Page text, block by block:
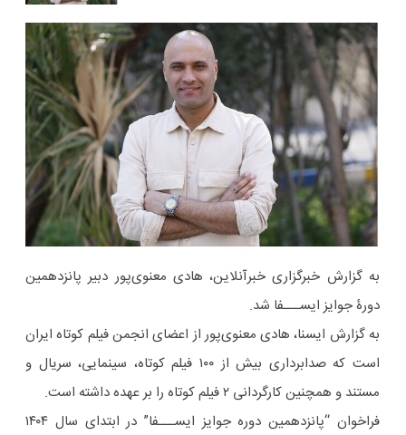
به گزارش خبرگزاری خبرآنلاین، هادی معنوی‌پور دبیر پانزدهمین
دورۀ جوایز ایســـفا شد.
به گزارش ایسنا، هادی معنوی‌پور از اعضای انجمن فیلم کوتاه ایران
است که صدابرداری بیش از ۱۰۰ فیلم کوتاه، سینمایی، سریال و
مستند و همچنین کارگردانی ۲ فیلم کوتاه را بر عهده داشته است.
فراخوان “پانزدهمین دوره جوایز ایســـفا” در ابتدای سال ۱۴۰۴